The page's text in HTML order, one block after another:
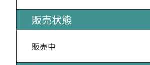
販売状態
販売中